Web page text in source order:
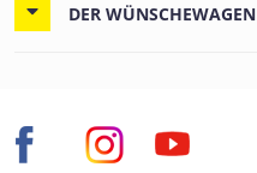
DER WÜNSCHEWAGEN